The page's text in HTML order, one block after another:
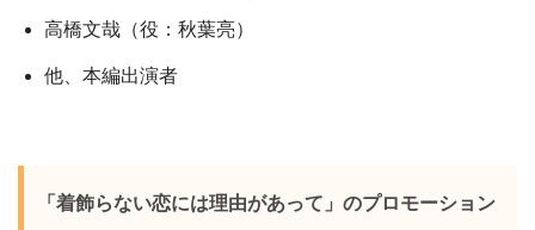
高橋文哉（役：秋葉亮）
他、本編出演者
「着飾らない恋には理由があって」のプロモーション